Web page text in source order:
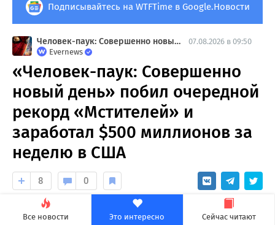
Все новости Это интересно Сейчас читают
Подписывайтесь на WTFTime в Google.Новости
Человек-паук: Совершенно новый день
07.08.2026 в 09:50
Evernews
«Человек-паук: Совершенно
новый день» побил очередной
рекорд «Мстителей» и
заработал $500 миллионов за
неделю в США
8 0
Картина явно отбила все затраты на